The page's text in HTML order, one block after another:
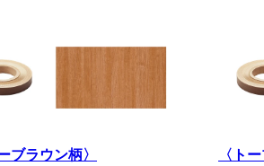
ブラウン柄〉
〈ト